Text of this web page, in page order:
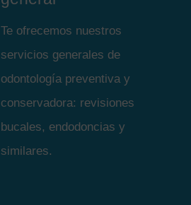
Te ofrecemos nuestros
servicios generales de
odontología preventiva y
conservadora: revisiones
bucales, endodoncias y
similares.